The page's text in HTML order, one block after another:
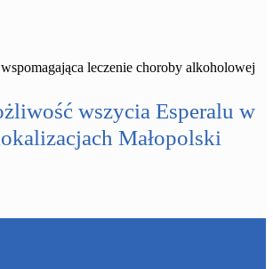
leczenie choroby alkoholowej
wszycia Esperalu w
Małopolski